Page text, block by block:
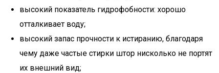
высокий показатель гидрофобности: хорошо
отталкивает воду;
высокий запас прочности к истиранию, благодаря
чему даже частые стирки штор нисколько не портят
их внешний вид;